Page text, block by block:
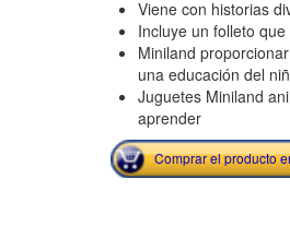
Viene con historias
Incluye un folleto
Miniland
una educación del
Juguetes Miniland
aprender
Comprar el producto